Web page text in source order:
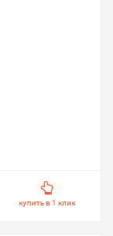
купить в 1 клик